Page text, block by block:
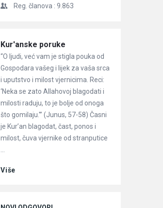
Reg. članova : 9.863
Članci
Kur'anske poruke
“O ljudi, već vam je stigla pouka od
Gospodara vašeg i lijek za vaša srca
i uputstvo i milost vjernicima. Reci:
‘Neka se zato Allahovoj blagodati i
milosti raduju, to je bolje od onoga
što gomilaju.'” (Junus, 57-58) Časni
je Kur’an blagodat, čast, ponos i
milost, čuva vjernike od stranputice
Više